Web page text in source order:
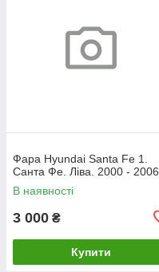
Фара Hyundai Santa Fe 1.
Санта Фе. Ліва. 2000 - 2006.
В наявності
3 000 ₴
Купити